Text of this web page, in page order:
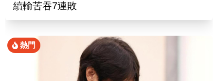
續輸苦吞7連敗
熱門